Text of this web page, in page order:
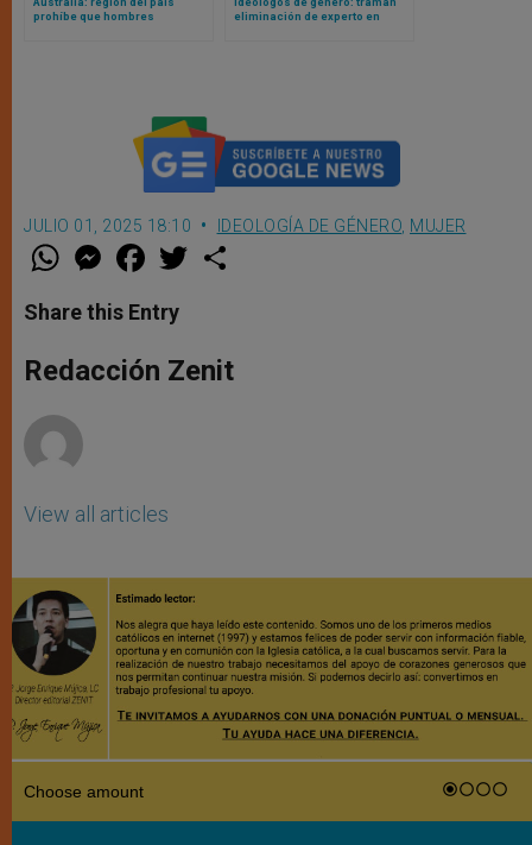
prohíbe que hombres
eliminación de experto en
JULIO 01, 2025 18:10 IDEOLOGÍA DE GÉNERO MUJER
W
t
s
p
p
M
e
s
e
g
e
F
a
e
b
o
k
w
r
Share this Entry
Redacción Zenit
View all articles